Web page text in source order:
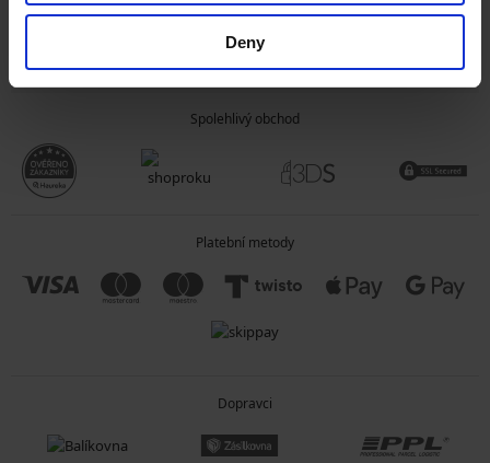
Deny
OBECNÉ INFORMACE
O SPOLEČNOSTI
Spolehlivý obchod
Platební metody
Dopravci